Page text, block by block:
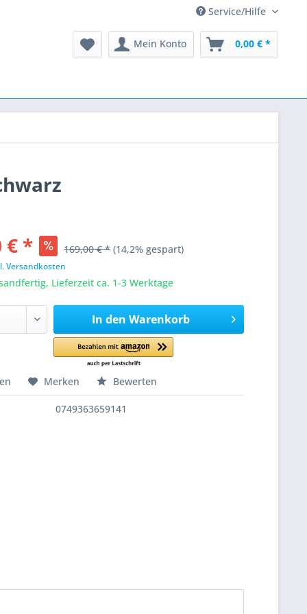
Service/Hilfe
Mein Konto 0,00 € *
€ * 169,00 € * (14,2% gespart)
Versandkosten
Lieferzeit ca. 1-3 Werktage
In den Warenkorb
Merken Bewerten
0749363659141